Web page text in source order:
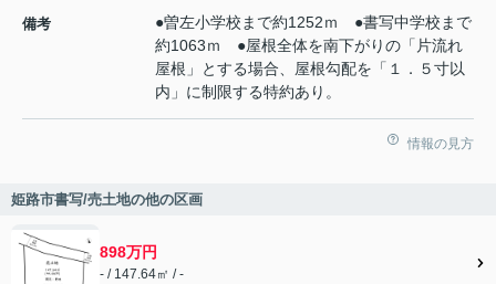
備考
●曽左小学校まで約1252ｍ ●書写中学校まで
約1063ｍ ●屋根全体を南下がりの「片流れ
屋根」とする場合、屋根勾配を「１．５寸以
内」に制限する特約あり。
情報の見方
姫路市書写/売土地の他の区画
898万円
- / 147.64㎡ / -